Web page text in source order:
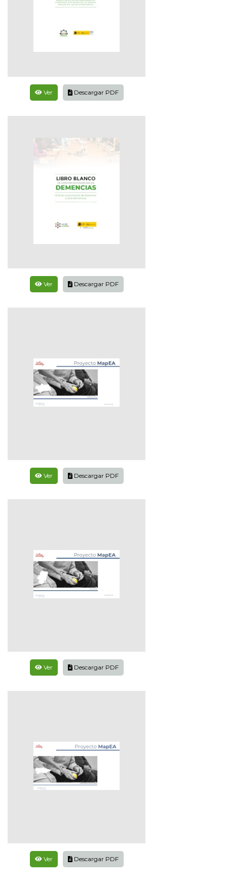
Ver Descargar PDF
Ver Descargar PDF
Ver Descargar PDF
Ver Descargar PDF
Ver Descargar PDF